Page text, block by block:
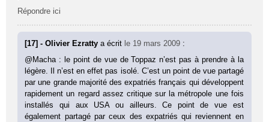
Répondre ici
[17] - Olivier Ezrattya écrit le 19 mars 2009 :
@Macha : le point de vue de Toppaz n’est pas à prendre à la
légère. Il n’est en effet pas isolé. C’est un point de vue partagé
par une grande majorité des expatriés français qui développent
rapidement un regard assez critique sur la métropole une fois
installés qui aux USA ou ailleurs. Ce point de vue est
également partagé par ceux des expatriés qui reviennent en